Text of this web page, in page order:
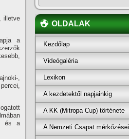
illetve
a
,
és a
OLDALAK
Kezdőlap
Videógaléria
Lexikon
A kezdetektől napjainkig
A KK (Mitropa Cup) története
A Nemzeti Csapat mérkőzései